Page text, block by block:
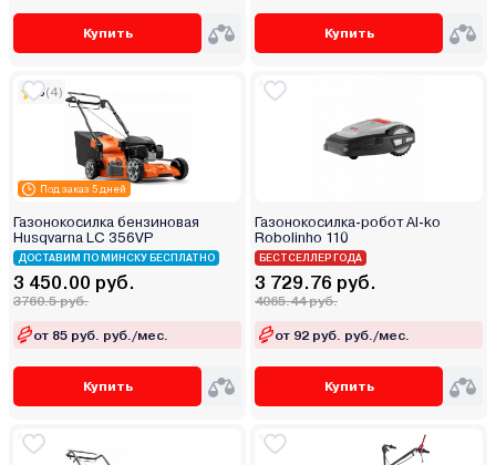
Купить Купить
Под заказ 5 дней
5(4)
Газонокосилка бензиновая
Husqvarna LC 356VP
ДОСТАВИМ ПО МИНСКУ БЕСПЛАТНО
3 450.00 руб.
3760.5 руб.
от 85 руб. руб./мес.
Купить
Газонокосилка-робот Al-ko
Robolinho 110
БЕСТСЕЛЛЕР ГОДА
3 729.76 руб.
4065.44 руб.
от 92 руб. руб./мес.
Купить